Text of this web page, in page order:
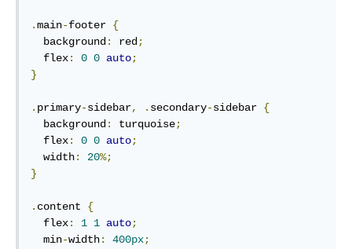
.main-footer {
  background
: red;
  flex
: 0 0 auto;
}
. primary-sidebar, . secondary-sidebar {
  background
: turquoise;
  flex
: 0 0 auto;
  width
: 20%;
}
. content {
  flex
: 1 1 auto;
  min
-width: 400px;